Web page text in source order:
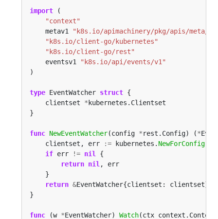
import
"context"
    metav1
"k8s.io/apimachinery/pkg/apis/meta/
"k8s.io/client-go/kubernetes"
"k8s.io/client-go/rest"
    eventsv1
"k8s.io/api/events/v1"
type EventWatcher struct
    clientset
*
func NewEventWatcher(config *rest.Config) (*
    clientset, err
:= kubernetes. NewForConfig
if err != nil
return nil
return &EventWatcher{clientset: clientset},
func (w *EventWatcher) Watch(ctx